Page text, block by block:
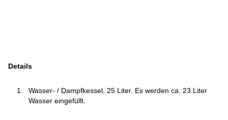
Details
Wasser- / Dampfkessel, 25 Liter. Es werden ca. 23 Liter
Wasser eingefüllt.